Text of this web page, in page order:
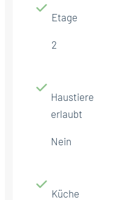
Etage
2
Haustiere
erlaubt
Nein
Küche